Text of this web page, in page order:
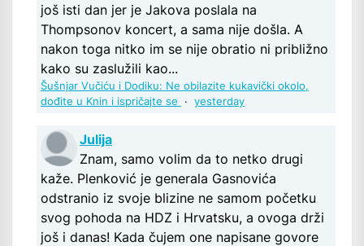
još isti dan jer je Jakova poslala na
Thompsonov koncert, a sama nije došla. A
nakon toga nitko im se nije obratio ni približno
kako su zaslužili kao...
Šušnjar Vučiću i Dodiku: Ne obilazite kukavički okolo,
dođite u Knin i ispričajte se
· yesterday
Julija
Znam, samo volim da to netko drugi
kaže. Plenković je generala Gasnovića
odstranio iz svoje blizine ne samom početku
svog pohoda na HDZ i Hrvatsku, a ovoga drži
još i danas! Kada čujem one napisane govore